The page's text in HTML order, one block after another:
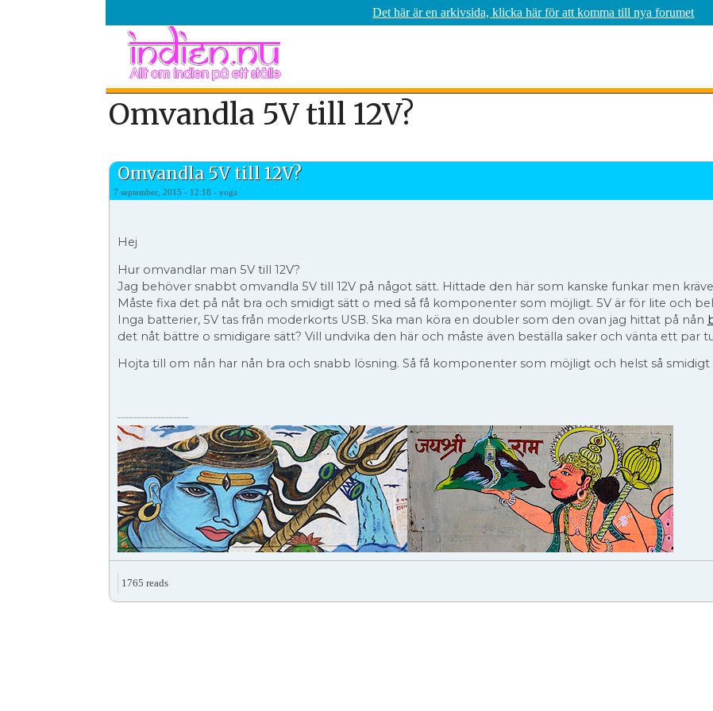
Det här är en arkivsida, klicka här för att komma till nya forumet
Secondary menu
Omvandla 5V till 12V?
Omvandla 5V till 12V?
7 september, 2015 - 12:18 - yoga
Hej
Hur omvandlar man 5V till 12V?
Jag behöver snabbt omvandla 5V till 12V på något sätt. Hittade den här som kanske funkar men
Måste fixa det på nåt bra och smidigt sätt o med så få komponenter som möjligt. 5V är för lite och
Inga batterier, 5V tas från moderkorts USB. Ska man köra en doubler som den ovan jag hittat på nån
det nåt bättre o smidigare sätt? Vill undvika den här och måste även beställa saker och vänta ett par
Hojta till om nån har nån bra och snabb lösning. Så få komponenter som möjligt och helst så
1765 reads